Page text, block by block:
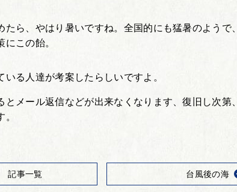
ら、やはり暑いですね。全国的にも猛暑のようで、
この飴。
る人達が考案したらしいですよ。
メール返信などが出来なくなります、復旧し次第、
記事一覧 台風後の海